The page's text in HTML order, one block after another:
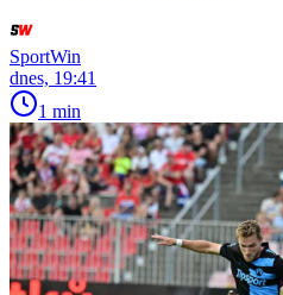
SportWin
dnes, 19:41
1 min